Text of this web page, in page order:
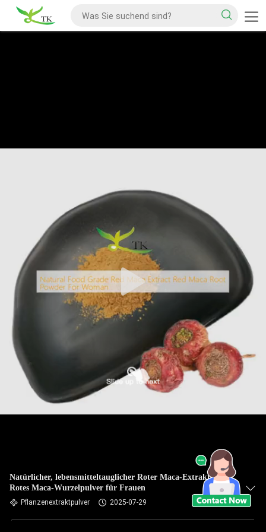
Natürlicher, lebensmitteltauglicher Roter Maca-Extrakt,
Rotes Maca-Wurzelpulver für Frauen
Pflanzenextraktpulver 2025-07-29